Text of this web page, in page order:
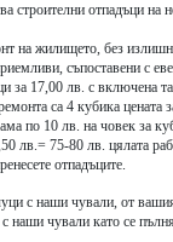
строителни отпадъци на
на жилището, без
съпоставени с
за 17,00 лв. с включена
са 4 кубика цената
по 10 лв. на човек за
лв.= 75-80 лв. цялата
отпадъците.
с наши чували, от
наши чували като се